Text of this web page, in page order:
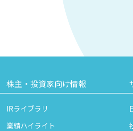
株主・投資家向け情報
IRライブラリ
業績ハイライト